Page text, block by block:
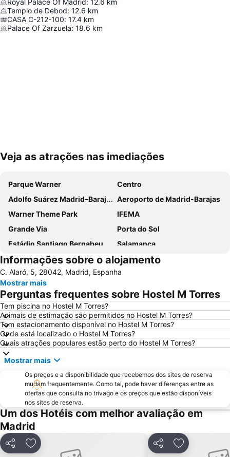
Royal Palace Of Madrid: 12.6 km
Templo de Debod: 12.6 km
CASA C-212-100: 17.4 km
Palace Of Zarzuela: 18.6 km
Ampliar mapa
Veja as atrações nas imediações
Parque Warner
Centro
Adolfo Suárez Madrid–Barajas Airport
Aeroporto de Madrid-Barajas
Warner Theme Park
IFEMA
Grande Via
Porta do Sol
Estádio Santiago Bernabeu
Salamanca
Atocha
Estación Sur
Estadio Metropolitano Metro Station
Barajas
Metropolitano Metro Station
Chamartín
Estação de Atocha
Praça Central /maior
De Chueca
Madrid
Madrid Arena
Parque de Atracciones de Madrid
Parque Retiro
Palacio de Vistalegre
Caja Mágica
Chamberí
Villaverde
Calle Serrano
Casino Gran Vía
Praça da Espanha
San Blas
Praça de touros das Ventas
Atocha Metro Station
Carabanchel
Malasaña
Informações sobre o alojamento
C. Alaró, 5, 28042, Madrid, Espanha
Mostrar mais
Perguntas frequentes sobre Hostel M Torres
Tem piscina no Hostel M Torres?
Animais de estimação são permitidos no Hostel M Torres?
Tem estacionamento disponível no Hostel M Torres?
Onde está localizado o Hostel M Torres?
Quais atrações populares estão perto do Hostel M Torres?
Mostrar mais
Os preços e a disponibilidade que recebemos dos sites de reserva
mudam frequentemente. Como tal, pode haver diferenças entre as
ofertas que consulta no trivago e os preços que estão disponíveis
nos sites de reserva.
Um dos Hotéis com melhor avaliação em
Madrid
PartilharAdicionar aos favoritos PartilharAdicionar